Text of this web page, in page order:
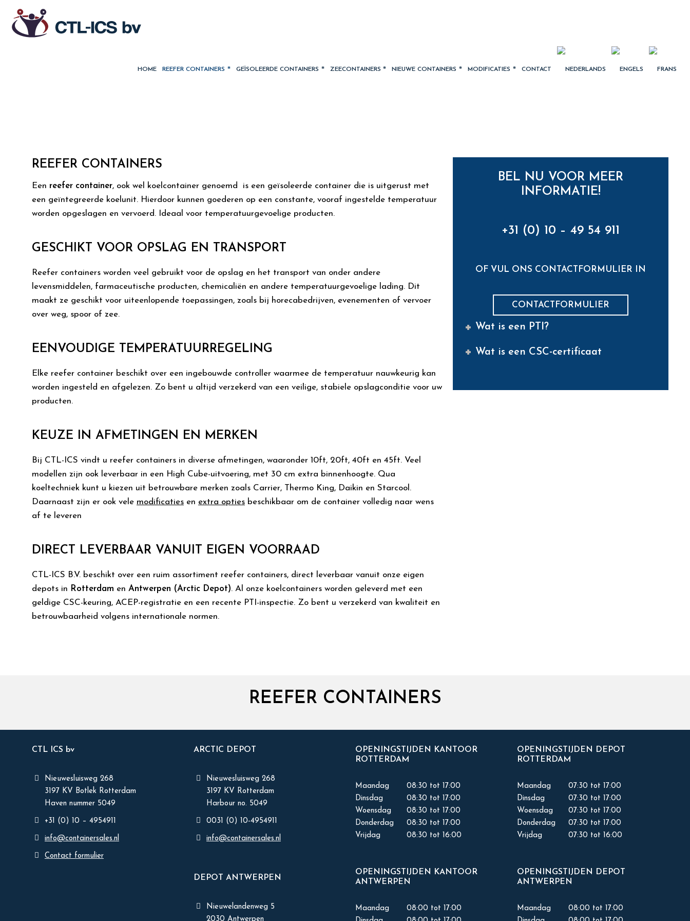
HOME REEFER CONTAINERS GEÏSOLEERDE CONTAINERS ZEECONTAINERS NIEUWE CONTAINERS MODIFICATIES CONTACT
REEFER CONTAINERS
Een reefer container, ook wel koelcontainer genoemd is een geïsoleerde container die is uitgerust met
een geïntegreerde koelunit. Hierdoor kunnen goederen op een constante, vooraf ingestelde temperatuur
worden opgeslagen en vervoerd. Ideaal voor temperatuurgevoelige producten.
GESCHIKT VOOR OPSLAG EN TRANSPORT
Reefer containers worden veel gebruikt voor de opslag en het transport van onder andere
levensmiddelen, farmaceutische producten, chemicaliën en andere temperatuurgevoelige lading. Dit
maakt ze geschikt voor uiteenlopende toepassingen, zoals bij horecabedrijven, evenementen of vervoer
over weg, spoor of zee.
EENVOUDIGE TEMPERATUURREGELING
Elke reefer container beschikt over een ingebouwde controller waarmee de temperatuur nauwkeurig kan
worden ingesteld en afgelezen. Zo bent u altijd verzekerd van een veilige, stabiele opslagconditie voor uw
producten.
KEUZE IN AFMETINGEN EN MERKEN
Bij CTL-ICS vindt u reefer containers in diverse afmetingen, waaronder 10ft, 20ft, 40ft en 45ft. Veel
modellen zijn ook leverbaar in een High Cube-uitvoering, met 30 cm extra binnenhoogte. Qua
koeltechniek kunt u kiezen uit betrouwbare merken zoals Carrier, Thermo King, Daikin en Starcool.
Daarnaast zijn er ook vele modificaties en extra opties beschikbaar om de container volledig naar wens
af te leveren
DIRECT LEVERBAAR VANUIT EIGEN VOORRAAD
CTL-ICS B.V. beschikt over een ruim assortiment reefer containers, direct leverbaar vanuit onze eigen
depots in Rotterdam en Antwerpen (Arctic Depot). Al onze koelcontainers worden geleverd met een
geldige CSC-keuring, ACEP-registratie en een recente PTI-inspectie. Zo bent u verzekerd van kwaliteit en
betrouwbaarheid volgens internationale normen.
BEL NU VOOR MEER
INFORMATIE!
+31 (0) 10 – 49 54 911
OF VUL ONS CONTACTFORMULIER IN
CONTACTFORMULIER
Wat is een PTI?
Wat is een CSC-certificaat
REEFER CONTAINERS
CTL ICS bv
Nieuwesluisweg 268
3197 KV Botlek Rotterdam
Haven nummer 5049
+31 (0) 10 – 4954911
info@containersales.nl
Contact formulier
ARCTIC DEPOT
Nieuwesluisweg 268
3197 KV Rotterdam
Harbour no. 5049
0031 (0) 10-4954911
info@containersales.nl
DEPOT ANTWERPEN
Nieuwelandenweg 5
2030 Antwerpen
OPENINGSTIJDEN KANTOOR
ROTTERDAM
Maandag
08:30 tot 17:00
Dinsdag
08:30 tot 17:00
Woensdag
08:30 tot 17:00
Donderdag
08:30 tot 17:00
Vrijdag
08:30 tot 16:00
OPENINGSTIJDEN KANTOOR
ANTWERPEN
Maandag
08:00 tot 17:00
OPENINGSTIJDEN DEPOT
ROTTERDAM
Maandag
07:30 tot 17:00
Dinsdag
07:30 tot 17:00
Woensdag
07:30 tot 17:00
Donderdag
07:30 tot 17:00
Vrijdag
07:30 tot 16:00
OPENINGSTIJDEN DEPOT
ANTWERPEN
Maandag
08:00 tot 17:00